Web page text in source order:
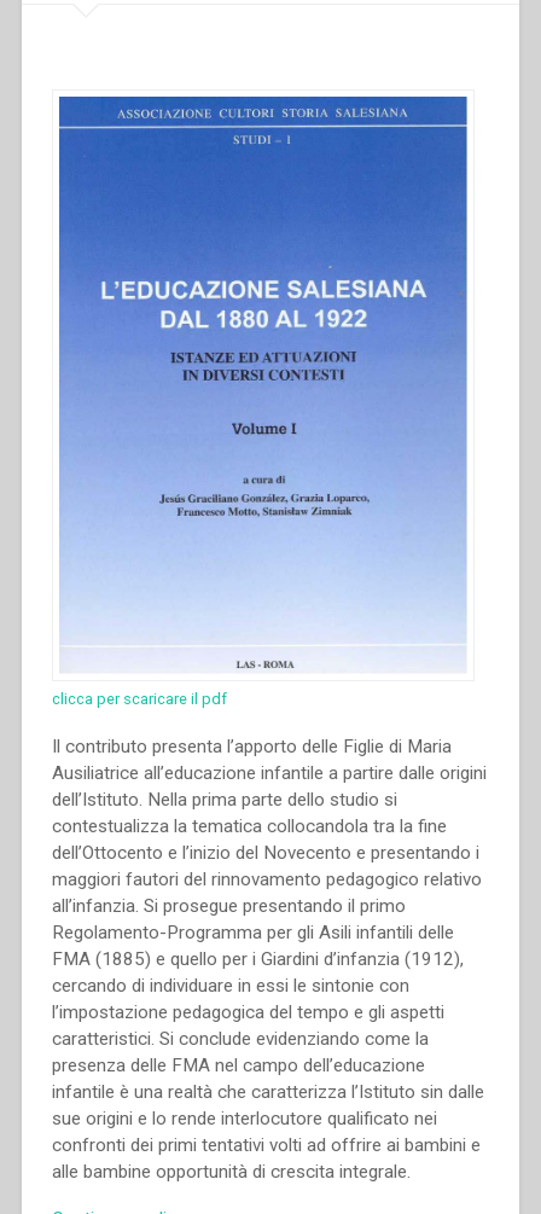
India”
clicca per scaricare il pdf
Il contributo presenta l’apporto delle Figlie di Maria
Ausiliatrice all’educazione infantile a partire dalle origini
dell’Istituto. Nella prima parte dello studio si
contestualizza la tematica collocandola tra la fine
dell’Ottocento e l’inizio del Novecento e presentando i
maggiori fautori del rinnovamento pedagogico relativo
all’infanzia. Si prosegue presentando il primo
Regolamento-Programma per gli Asili infantili delle
FMA (1885) e quello per i Giardini d’infanzia (1912),
cercando di individuare in essi le sintonie con
l’impostazione pedagogica del tempo e gli aspetti
caratteristici. Si conclude evidenziando come la
presenza delle FMA nel campo dell’educazione
infantile è una realtà che caratterizza l’Istituto sin dalle
sue origini e lo rende interlocutore qualificato nei
confronti dei primi tentativi volti ad offrire ai bambini e
alle bambine opportunità di crescita integrale.